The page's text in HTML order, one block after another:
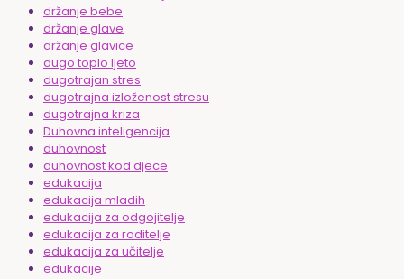
držanje bebe
držanje glave
držanje glavice
dugo toplo ljeto
dugotrajan stres
dugotrajna izloženost stresu
dugotrajna kriza
Duhovna inteligencija
duhovnost
duhovnost kod djece
edukacija
edukacija mladih
edukacija za odgojitelje
edukacija za roditelje
edukacija za učitelje
edukacije